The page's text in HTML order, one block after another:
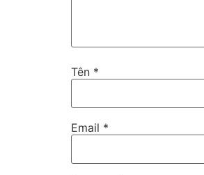
Tên *
Email *